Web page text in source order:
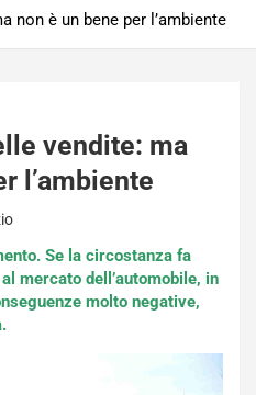
non è un bene per l’ambiente
vendite: ma
l’ambiente
Se la circostanza fa
mercato dell’automobile, in
molto negative,